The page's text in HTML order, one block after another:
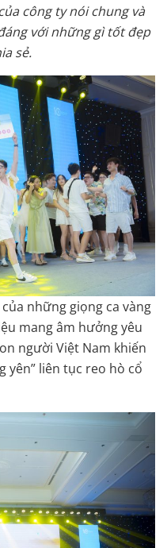
công ty nói chung và
với những gì tốt đẹp
sẻ.
những giọng ca vàng
mang âm hưởng yêu
người Việt Nam khiến
yên” liên tục reo hò cổ